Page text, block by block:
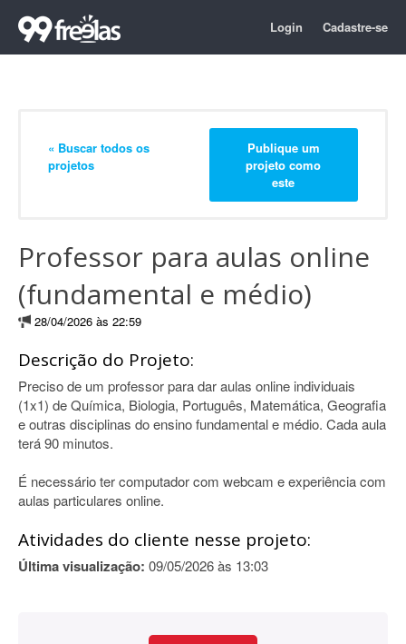
Login Cadastre-se
« Buscar todos os
projetos
Publique um
projeto como
este
Professor para aulas online
(fundamental e médio)
28/04/2026 às 22:59
Descrição do Projeto:
Preciso de um professor para dar aulas online individuais
(1x1) de Química, Biologia, Português, Matemática, Geografia
e outras disciplinas do ensino fundamental e médio. Cada aula
terá 90 minutos.
É necessário ter computador com webcam e experiência com
aulas particulares online.
Atividades do cliente nesse projeto:
Última visualização: 09/05/2026 às 13:03